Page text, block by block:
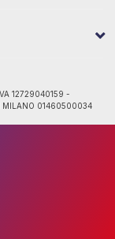
12729040159 -
MILANO 01460500034